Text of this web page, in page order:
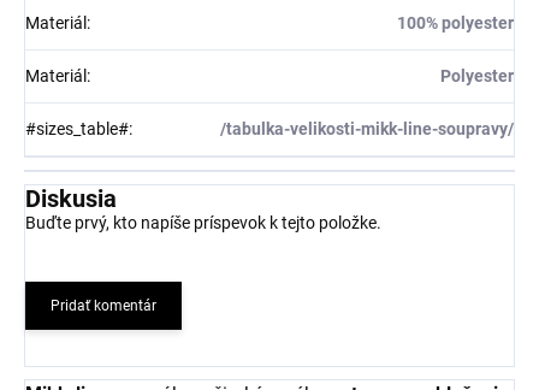
Materiál : 100% polyester
Materiál : Polyester
#sizes_table#: /tabulka-velikosti-mikk-line-soupravy/
Diskusia
Buďte prvý, kto napíše príspevok k tejto položke.
Pridať komentár